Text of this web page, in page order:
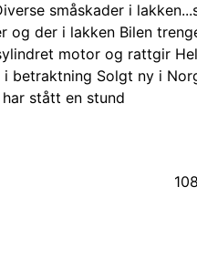
småskader i
og der i lakken Bilen
motor og rattgir
betraktning Solgt ny i
stått en stund